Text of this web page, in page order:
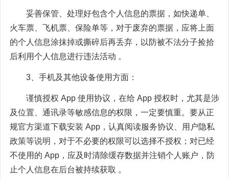
妥善保管、处理好包含个人信息的票据，如快递单、
火车票、飞机票、保险单等，对于废弃的票据，应将上面
的个人信息涂抹掉或撕碎后再丢弃，以防被不法分子捡拾
后利用个人信息进行违法活动 。
3、手机及其他设备使用方面：
谨慎授权 App 使用协议，在给 App 授权时，尤其是涉
及位置、通讯录等敏感信息的权限，一定要慎重。要从正
规官方渠道下载安装 App，认真阅读服务协议、用户隐私
政策等说明，对于不必要的权限可以选择不授权；对已经
不使用的 App，应及时清除缓存数据并注销个人账户，防
止个人信息在后台被持续获取 。